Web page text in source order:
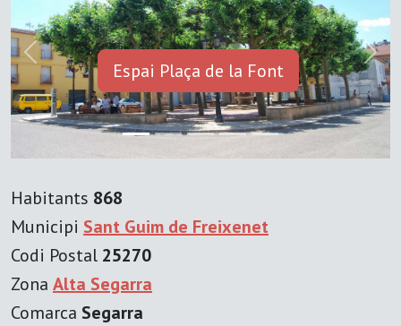
Espai Plaça de la Font
Previous Next
Habitants 868
Municipi Sant Guim de Freixenet
Codi Postal 25270
Zona Alta Segarra
Comarca Segarra